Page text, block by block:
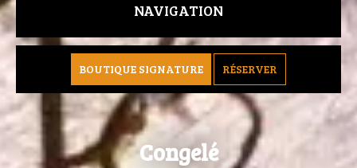
NAVIGATION
BOUTIQUE SIGNATURE RÉSERVER
Congelé